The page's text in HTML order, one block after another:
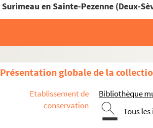
Surimeau en Sainte-Pezenne (Deux-
Présentation globale de la
Etablissement de
conservation
Bibliothèque
Tous